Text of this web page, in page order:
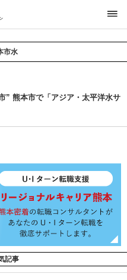
市水
” 熊本市で「アジア・太平洋水サ
記事